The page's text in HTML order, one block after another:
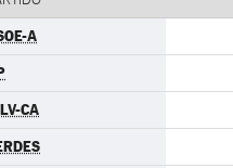
A
CA